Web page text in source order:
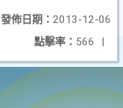
發佈日期： 2013-12-06
點擊率： 566 |